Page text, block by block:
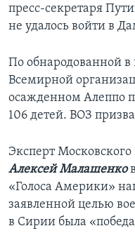
пресс-секретаря
не удалось войти в
По обнародованной
Всемирной
осажденном Алеппо
106 детей. ВОЗ
Эксперт
Алексей Малашенко
«Голоса Америки»
заявленной целью
в Сирии была